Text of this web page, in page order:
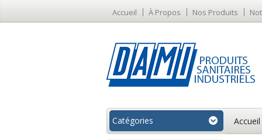
Accueil À Propos Nos Produits
Catégories Accueil